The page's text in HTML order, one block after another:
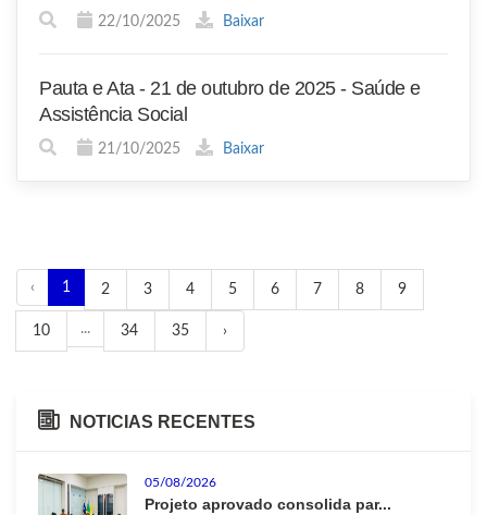
22/10/2025 Baixar
Pauta e Ata - 21 de outubro de 2025 - Saúde e
Assistência Social
21/10/2025 Baixar
‹ 1 2 3 4 5 6 7 8 9
10 ... 34 35 ›
NOTICIAS RECENTES
05/08/2026
Projeto aprovado consolida par...